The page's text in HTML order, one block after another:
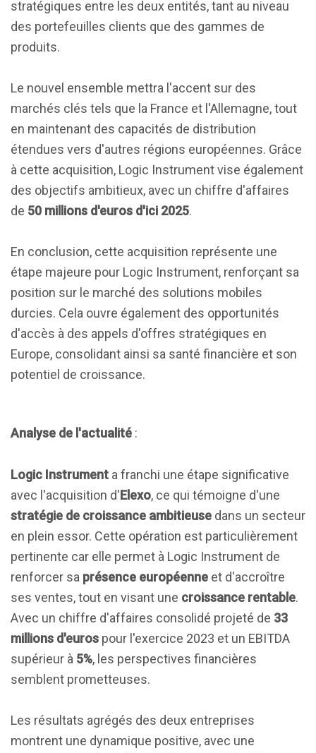
stratégiques entre les deux entités, tant au niveau
des portefeuilles clients que des gammes de
produits.
Le nouvel ensemble mettra l'accent sur des
marchés clés tels que la France et l'Allemagne, tout
en maintenant des capacités de distribution
étendues vers d'autres régions européennes. Grâce
à cette acquisition, Logic Instrument vise également
des objectifs ambitieux, avec un chiffre d'affaires
de 50 millions d'euros d'ici 2025.
En conclusion, cette acquisition représente une
étape majeure pour Logic Instrument, renforçant sa
position sur le marché des solutions mobiles
durcies. Cela ouvre également des opportunités
d'accès à des appels d'offres stratégiques en
Europe, consolidant ainsi sa santé financière et son
potentiel de croissance.
Analyse de l'actualité :
Logic Instrument a franchi une étape significative
avec l'acquisition d'Elexo, ce qui témoigne d'une
stratégie de croissance ambitieuse dans un secteur
en plein essor. Cette opération est particulièrement
pertinente car elle permet à Logic Instrument de
renforcer sa présence européenne et d'accroître
ses ventes, tout en visant une croissance rentable.
Avec un chiffre d'affaires consolidé projeté de 33
millions d'euros pour l'exercice 2023 et un EBITDA
supérieur à 5%, les perspectives financières
semblent prometteuses.
Les résultats agrégés des deux entreprises
montrent une dynamique positive, avec une